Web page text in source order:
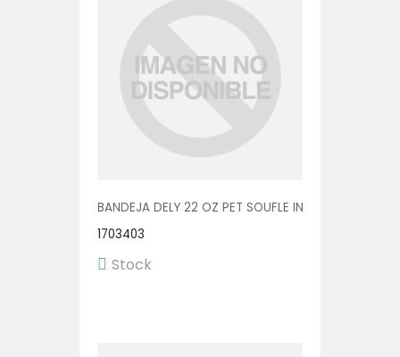
BANDEJA DELY 22 OZ PET SOUFLE INC. C/TENEDOR
1703403
Stock